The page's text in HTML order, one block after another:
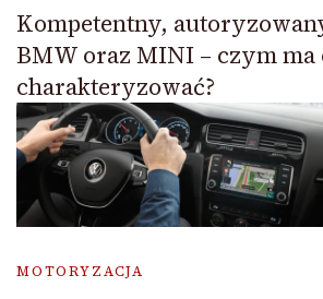
Kompetentny,
BMW oraz MINI – czym ma
charakteryzować?
MOTORYZACJA